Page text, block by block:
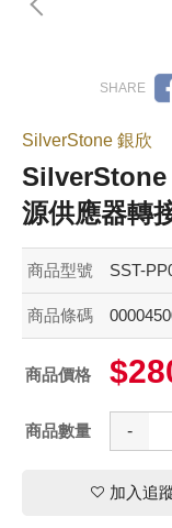
SilverStone 銀欣
SilverStone
源供應器轉
商品型號 SST-
商品條碼
商品價格
商品數量 -
加入追